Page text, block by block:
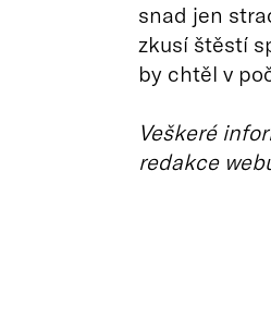
snad jen
zkusí štěstí
by chtěl v
Veškeré
redakce